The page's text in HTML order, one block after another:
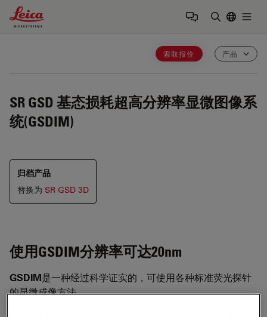
Leica Microsystems Logo
索取报价 产品
SR GSD 基态损耗超高分辨率显微图像系
统(GSDIM)
归档产品
替换为 SR GSD 3D
使用GSDIM分辨率可达20nm
GSDIM是一种经过科学证实的，可使用各种标准荧光探针
的显微成像方法。